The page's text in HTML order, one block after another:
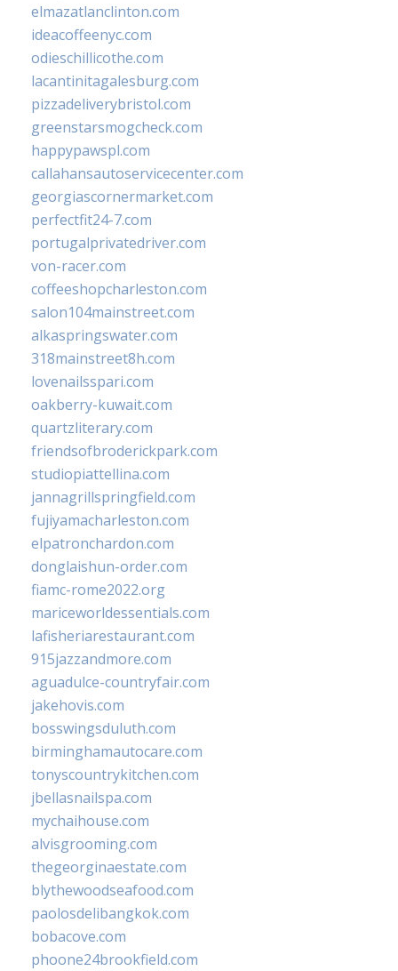
elmazatlanclinton.com
ideacoffeenyc.com
odieschillicothe.com
lacantinitagalesburg.com
pizzadeliverybristol.com
greenstarsmogcheck.com
happypawspl.com
callahansautoservicecenter.com
georgiascornermarket.com
perfectfit24-7.com
portugalprivatedriver.com
von-racer.com
coffeeshopcharleston.com
salon104mainstreet.com
alkaspringswater.com
318mainstreet8h.com
lovenailsspari.com
oakberry-kuwait.com
quartzliterary.com
friendsofbroderickpark.com
studiopiattellina.com
jannagrillspringfield.com
fujiyamacharleston.com
elpatronchardon.com
donglaishun-order.com
fiamc-rome2022.org
mariceworldessentials.com
lafisheriarestaurant.com
915jazzandmore.com
aguadulce-countryfair.com
jakehovis.com
bosswingsduluth.com
birminghamautocare.com
tonyscountrykitchen.com
jbellasnailspa.com
mychaihouse.com
alvisgrooming.com
thegeorginaestate.com
blythewoodseafood.com
paolosdelibangkok.com
bobacove.com
phoone24brookfield.com